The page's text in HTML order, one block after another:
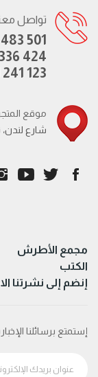
تواصل
501
424
123
موقع
95 شارع
مجمع الأطرش
الكتب
إنضم إلى نشرتنا
إستمتع برسائلنا